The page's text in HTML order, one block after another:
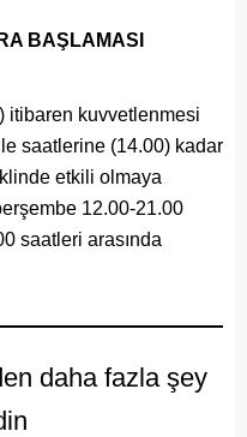
BAŞLAMASI
itibaren kuvvetlenmesi
saatlerine (14.00) kadar
etkili olmaya
12.00-21.00
saatleri arasında
daha fazla şey